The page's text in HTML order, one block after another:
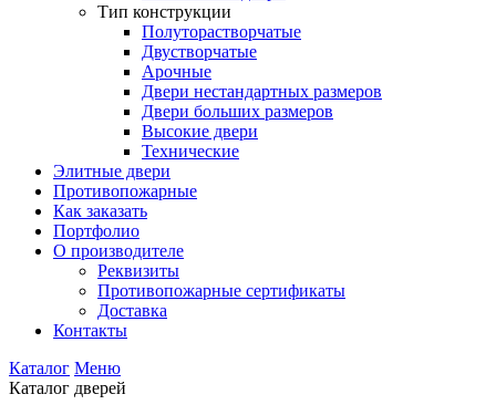
Тип конструкции
Полуторастворчатые
Двустворчатые
Арочные
Двери нестандартных размеров
Двери больших размеров
Высокие двери
Технические
Элитные двери
Противопожарные
Как заказать
Портфолио
О производителе
Реквизиты
Противопожарные сертификаты
Доставка
Контакты
Каталог Меню
Каталог дверей